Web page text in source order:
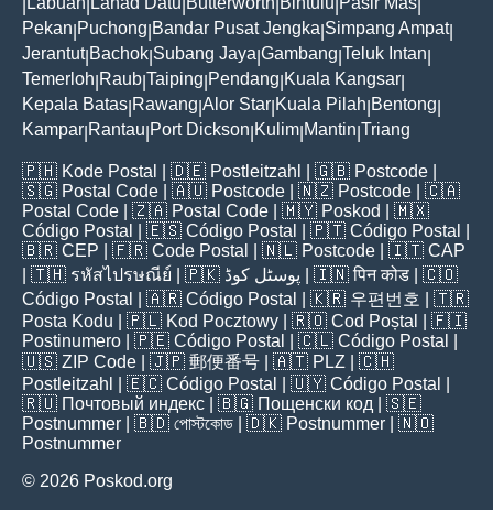
Pekan Puchong Bandar Pusat Jengka Simpang Ampat|
Jerantut| Bachok Subang Jaya Gambang Teluk Intan
Temerloh Raub Taiping Pendang Kuala Kangsar
Kepala Batas Rawang Alor Star Kuala Pilah Bentong
Kampar Rantau Port Dickson Kulim Mantin Triang
🇵🇭 Kode Postal | 🇩🇪 Postleitzahl | 🇬🇧 Postcode
🇸🇬 Postal Code | 🇦🇺 Postcode | 🇳🇿 Postcode | 🇨🇦
Postal Code | 🇿🇦 Postal Code | 🇲🇾 Poskod
| 🇲🇽
Código Postal
| 🇪🇸 Código Postal | 🇵🇹 Código Postal
🇧🇷 CEP | 🇫🇷 Code Postal | 🇳🇱 Postcode | 🇮🇹 CAP
| 🇹🇭 รหัสไปรษณีย์ | 🇵🇰 پوسٹل کوڈ | 🇮🇳पिन कोड | 🇨🇴
Código Postal
| 🇦🇷 Código Postal | 🇰🇷 우편번호
| 🇹🇷
Posta Kodu | 🇵🇱 Kod Pocztowy | 🇷🇴 Cod Poștal
| 🇫🇮
Postinumero | 🇵🇪 Código Postal | 🇨🇱 Código Postal
🇺🇸 ZIP Code | 🇯🇵 郵便番号 | 🇦🇹 PLZ | 🇨🇭
Postleitzahl
| 🇪🇨 Código Postal | 🇺🇾 Código Postal
🇷🇺 Почтовый индекс | 🇧🇬 Пощенски код | 🇸🇪
Postnummer | 🇧🇩 পোস্টকোড | 🇩🇰 Postnummer | 🇳🇴
Postnummer
© 2026 Poskod.org